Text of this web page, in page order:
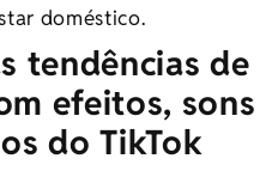
doméstico.
tendências de
efeitos, sons
do TikTok